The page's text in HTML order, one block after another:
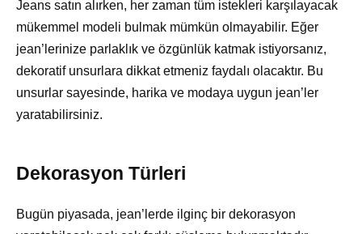
Jeans satın alırken, her zaman tüm istekleri karşılayacak
mükemmel modeli bulmak mümkün olmayabilir. Eğer
jean’lerinize parlaklık ve özgünlük katmak istiyorsanız,
dekoratif unsurlara dikkat etmeniz faydalı olacaktır. Bu
unsurlar sayesinde, harika ve modaya uygun jean’ler
yaratabilirsiniz.
Dekorasyon Türleri
Bugün piyasada, jean’lerde ilginç bir dekorasyon